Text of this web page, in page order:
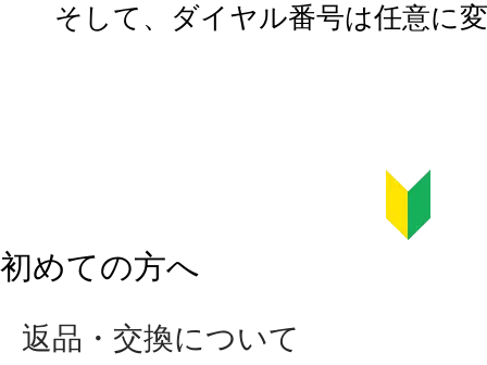
そして、ダイヤル番号は任意に
初めての方へ
返品・交換について